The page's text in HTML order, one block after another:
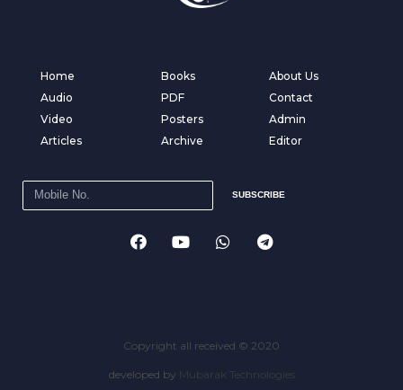
Home
Audio
Video
Articles
Books
PDF
Posters
Archive
About Us
Contact
Admin
Editor
SUBSCRIBE
Copyright all received © 2020
developed by Mubarak Technologies